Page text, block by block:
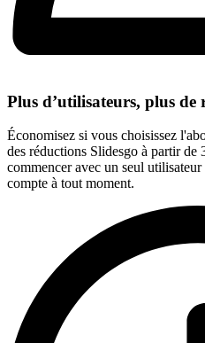
Plus d’utilisateurs, plus de
Économisez si vous choisissez
des réductions Slidesgo à partir de
commencer avec un seul
compte à tout moment.